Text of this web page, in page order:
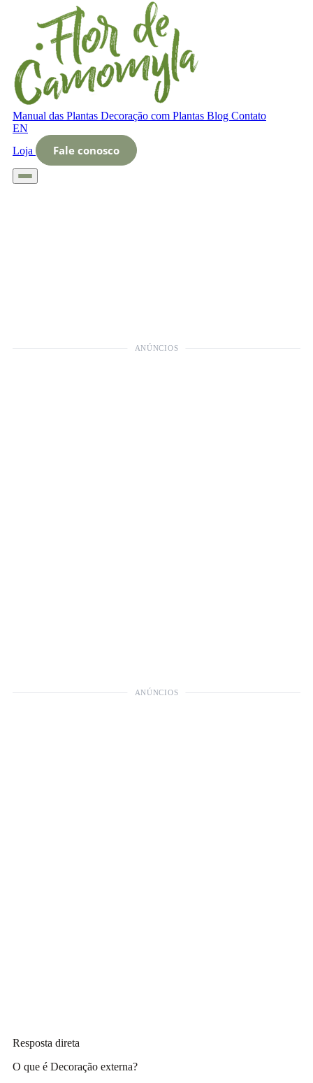
Manual das Plantas Decoração com Plantas Blog Contato
EN
Loja
Fale conosco
ANÚNCIOS
ANÚNCIOS
Resposta direta
O que é Decoração externa?